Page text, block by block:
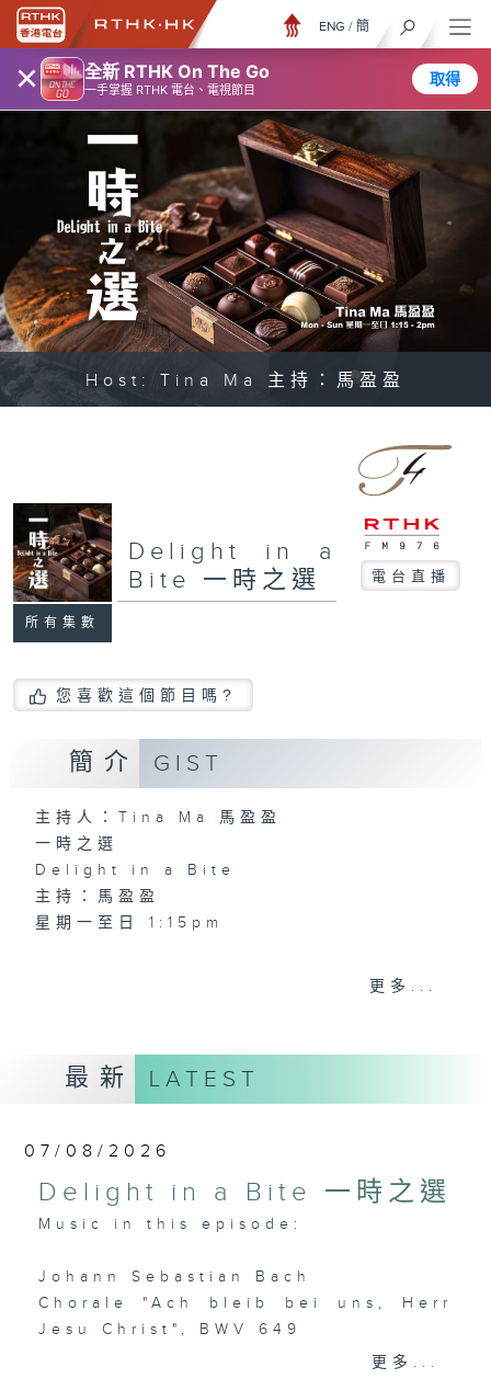
× 全新 RTHK On The Go
一手掌握 RTHK 電台、電視節目
取得
ENG / 簡
Host: Tina Ma 主持：馬盈盈
所有集數
Delight in a
Bite 一時之選
電台直播
您喜歡這個節目嗎?
簡介 GIST
主持人：Tina Ma 馬盈盈
一時之選
Delight in a Bite
主持：馬盈盈
星期一至日 1:15pm
完成上午的工作，正是舒一口氣的時候，有什
歌曲、和李斯特的旅遊歲月等，都精緻又獨
特。串連起來，怎會不動聽呢？
鐘短篇美樂，盡是一時之選。
更多...
最新 LATEST
07/08/2026
Delight in a Bite 一時之選
Music in this episode:
Johann Sebastian Bach
Chorale "Ach bleib bei uns, Herr
Jesu Christ", BWV 649
更多...